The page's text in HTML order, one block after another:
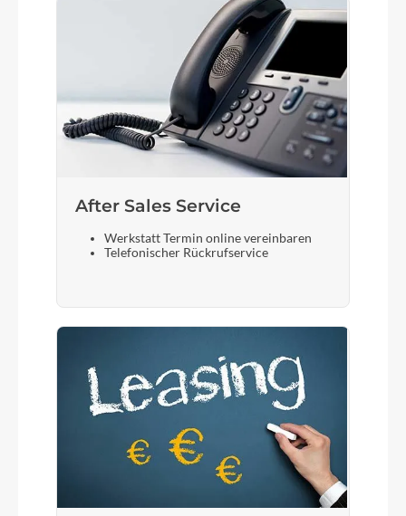
After Sales Service
Werkstatt Termin online vereinbaren
Telefonischer Rückrufservice